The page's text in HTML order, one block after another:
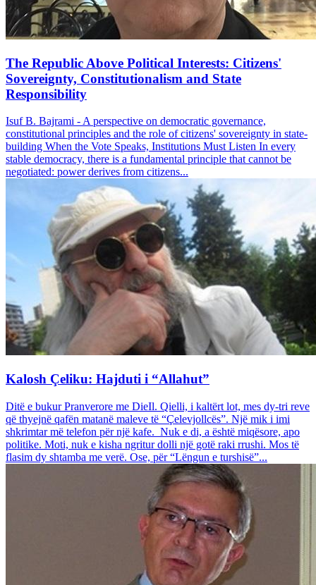
The Republic Above Political Interests: Citizens'
Sovereignty, Constitutionalism and State
Responsibility
Isuf B. Bajrami - A perspective on democratic governance,
constitutional principles and the role of citizens' sovereignty in state-
building When the Vote Speaks, Institutions Must Listen In every
stable democracy, there is a fundamental principle that cannot be
negotiated: power derives from citizens...
Kalosh Çeliku: Hajduti i “Allahut”
Ditë e bukur Pranverore me DieIl. Qielli, i kaltërt lot, mes dy-tri reve
që thyejnë qafën matanë maleve të “Çelevjollcës”. Një mik i imi
shkrimtar më telefon për një kafe. Nuk e di, a është miqësore, apo
politike. Moti, nuk e kisha ngritur dolli një gotë raki rrushi. Mos të
flasim dy shtamba me verë. Ose, për “Lëngun e turshisë”...